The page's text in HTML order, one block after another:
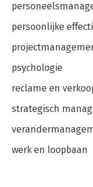
persoonlijke
psychologie
reclame en
strategisch
werk en loopbaan